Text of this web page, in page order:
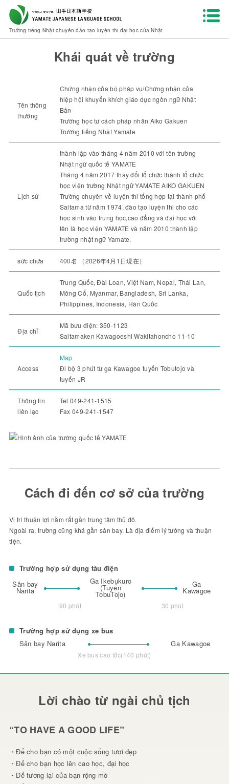
Trường tiếng Nhật chuyên đào tạo luyện thi đại học của Nhật
HOME Giới thiệu về trường học
Giới thiệu về trường học
Khái quát về trường
Tên thông
thường
Chứng nhận của bộ pháp vụ/Chứng nhận của
hiệp hội khuyến khích giáo dục ngôn ngữ Nhật
Bản
Trường học tư cách pháp nhân Aiko Gakuen
Trường tiếng Nhật Yamate
Lịch sử
thành lập vào tháng 4 năm 2010 với tên trường
Nhật ngữ quốc tế YAMATE
Tháng 4 năm 2017 thay đổi tổ chức thành tổ chức
học viện trường Nhật ngữ YAMATE AIKO GAKUEN
Trường chuyên về luyện thi tổng hợp tại thành phố
Saitama từ năm 1974, đào tạo luyện thi cho các
học sinh vào trung học,cao đẳng và đại học với
tên là học viện YAMATE và năm 2010 thành lập
trường nhật ngữ Yamate.
sức chứa 400名 （2026年4月1日現在）
Quốc tịch
Trung Quốc, Đài Loan, Việt Nam, Nepal, Thái Lan,
Mông Cổ, Myanmar, Bangladesh, Sri Lanka,
Philippines, Indonesia, Hàn Quốc
Địa chỉ
Mã bưu điện: 350-1123
Saitamaken Kawagoeshi Wakitahoncho 11-10
Access
Map
Đi bộ 3 phút từ ga Kawagoe tuyến Tobutojo và
tuyến JR
Thông tin
liên lạc
Tel 049-241-1515
Fax 049-241-1547
Cách đi đến cơ sở của trường
Vị trí thuận lợi nằm rất gần trung tâm thủ đô.
Ngoài ra, trường cũng khá gần sân bay. Là địa điểm lý tưởng và thuận
tiện.
Trường hợp sử dụng tàu điện
Sân bay
Narita
Ga Ikebukuro
(Tuyến
TobuTojo)
Ga
Kawagoe
90 phút 30 phút
Trường hợp sử dụng xe bus
Sân bay Narita
Ga Kawagoe
Xe bus cao tốc(140 phút)
Lời chào từ ngài chủ tịch
“TO HAVE A GOOD LIFE”
・Để cho bạn có một cuộc sống tươi đẹp
・Để cho bạn học lên cao học, đại học
・Để tương lại của bạn rộng mở